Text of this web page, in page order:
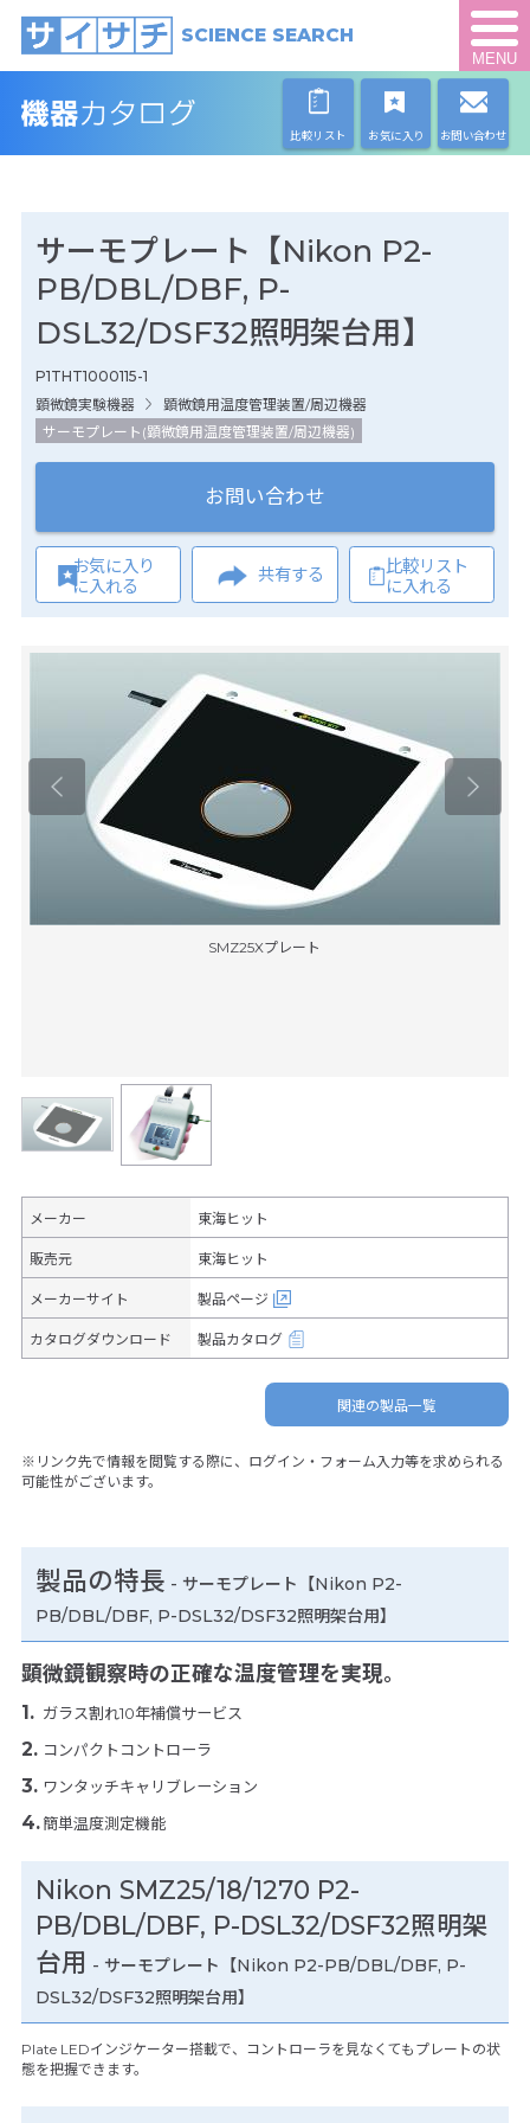
SCIENCE SEARCH
MENU
比較リスト お気に入り お問い合わせ
サーモプレート【Nikon P2-
PB/DBL/DBF, P-
DSL32/DSF32照明架台用】
P1THT1000115-1
顕微鏡実験機器
顕微鏡用温度管理装置/周辺機器
サーモプレート(顕微鏡用温度管理装置/周辺機器)
お問い合わせ
お気に入り
に入れる
共有する
比較リスト
に入れる
SMZ25Xプレート
メーカー 東海ヒット
販売元 東海ヒット
メーカーサイト 製品ページ
カタログダウンロード 製品カタログ
関連の製品一覧
※リンク先で情報を閲覧する際に、ログイン・フォーム入力等を求められる
可能性がございます。
製品の特長 - サーモプレート【Nikon P2-
PB/DBL/DBF, P-DSL32/DSF32照明架台用】
顕微鏡観察時の正確な温度管理を実現。
ガラス割れ10年補償サービス
コンパクトコントローラ
ワンタッチキャリブレーション
簡単温度測定機能
Nikon SMZ25/18/1270 P2-
PB/DBL/DBF, P-DSL32/DSF32照明架
台用 - サーモプレート【Nikon P2-PB/DBL/DBF, P-
DSL32/DSF32照明架台用】
Plate LEDインジケーター搭載で、コントローラを見なくてもプレートの状
態を把握できます。